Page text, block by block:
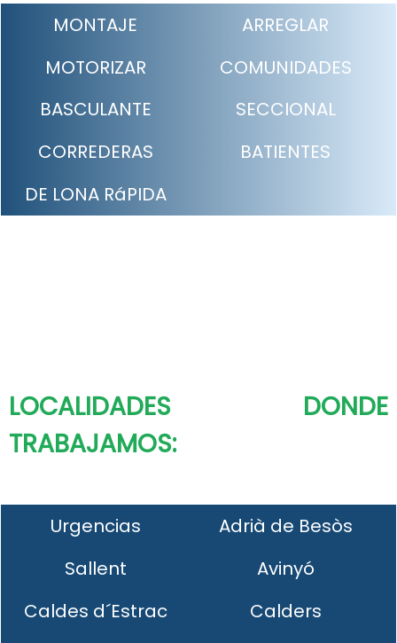
MONTAJE
ARREGLAR
MOTORIZAR
COMUNIDADES
BASCULANTE
SECCIONAL
CORREDERAS
BATIENTES
DE LONA RáPIDA
LOCALIDADES DONDE
TRABAJAMOS:
Urgencias
Adrià de Besòs
Sallent
Avinyó
Caldes d´Estrac
Calders